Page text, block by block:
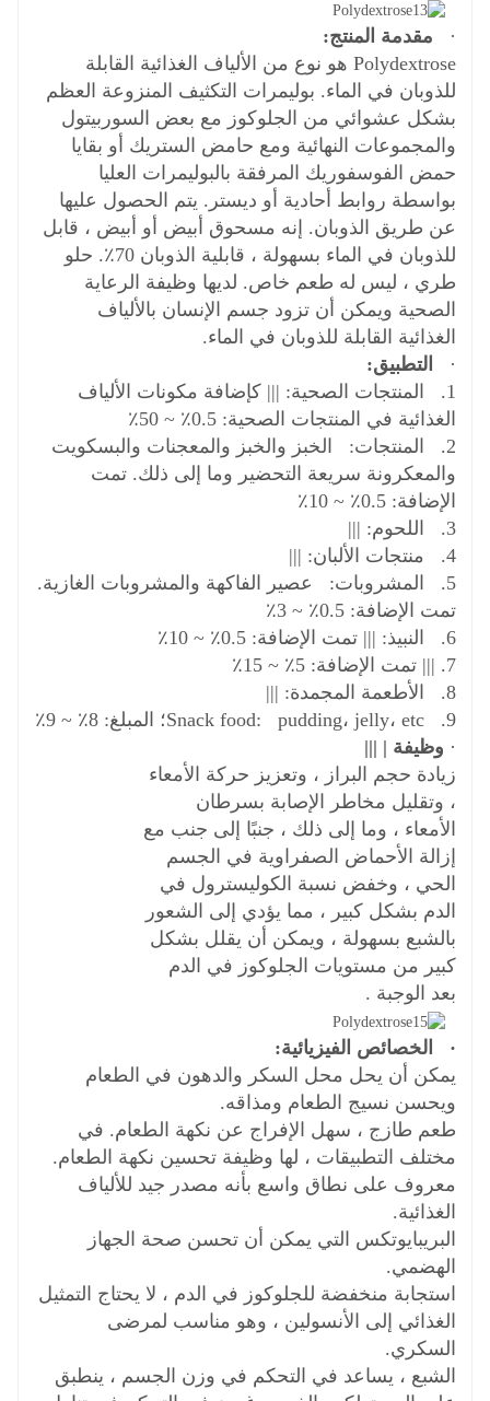
·
مقدمة المنتج:
Polydextrose هو نوع من الألياف الغذائية القابلة
للذوبان في الماء. بوليمرات التكثيف المنزوعة العظم
بشكل عشوائي من الجلوكوز مع بعض السوربيتول
والمجموعات النهائية ومع حامض الستريك أو بقايا
حمض الفوسفوريك المرفقة بالبوليمرات العليا
بواسطة روابط أحادية أو ديستر. يتم الحصول عليها
عن طريق الذوبان. إنه مسحوق أبيض أو أبيض ، قابل
للذوبان في الماء بسهولة ، قابلية الذوبان 70٪. حلو
طري ، ليس له طعم خاص. لديها وظيفة الرعاية
الصحية ويمكن أن تزود جسم الإنسان بالألياف
الغذائية القابلة للذوبان في الماء.
·
التطبيق:
1. المنتجات الصحية: ||| كإضافة مكونات الألياف
الغذائية في المنتجات الصحية: 0.5٪ ~ 50٪
2. المنتجات: الخبز والخبز والمعجنات والبسكويت
والمعكرونة سريعة التحضير وما إلى ذلك. تمت
الإضافة: 0.5٪ ~ 10٪
3. اللحوم: |||
4. منتجات الألبان: |||
5. المشروبات: عصير الفاكهة والمشروبات الغازية.
تمت الإضافة: 0.5٪ ~ 3٪
6. النبيذ: ||| تمت الإضافة: 0.5٪ ~ 10٪
7. ||| تمت الإضافة: 5٪ ~ 15٪
8. الأطعمة المجمدة: |||
9. Snack food: pudding، jelly، etc؛ المبلغ: 8٪ ~ 9٪
· وظيفة | |||
زيادة حجم البراز ، وتعزيز حركة الأمعاء
، وتقليل مخاطر الإصابة بسرطان
الأمعاء ، وما إلى ذلك ، جنبًا إلى جنب مع
إزالة الأحماض الصفراوية في الجسم
الحي ، وخفض نسبة الكوليسترول في
الدم بشكل كبير ، مما يؤدي إلى الشعور
بالشبع بسهولة ، ويمكن أن يقلل بشكل
كبير من مستويات الجلوكوز في الدم
بعد الوجبة .
· الخصائص الفيزيائية:
يمكن أن يحل محل السكر والدهون في الطعام
ويحسن نسيج الطعام ومذاقه.
طعم طازج ، سهل الإفراج عن نكهة الطعام. في
مختلف التطبيقات ، لها وظيفة تحسين نكهة الطعام.
معروف على نطاق واسع بأنه مصدر جيد للألياف
الغذائية.
البريبايوتكس التي يمكن أن تحسن صحة الجهاز
الهضمي.
استجابة منخفضة للجلوكوز في الدم ، لا يحتاج التمثيل
الغذائي إلى الأنسولين ، وهو مناسب لمرضى
السكري.
الشبع ، يساعد في التحكم في وزن الجسم ، ينطبق